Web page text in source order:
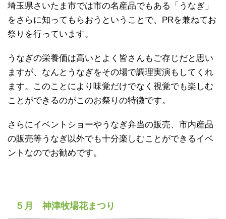
埼玉県さいたま市では市の名産品でもある「うなぎ」
をさらに知ってもらおうということで、PRを兼ねてお
祭りを行っています。
うなぎの栄養価は高いとよく皆さんもご存じだと思い
ますが、なんとうなぎをその場で調理実演もしてくれ
ます。このことにより味覚だけでなく視覚でも楽しむ
ことができるのがこのお祭りの特徴です。
さらにイベントショーやうなぎ弁当の販売、市内産品
の販売等うなぎ以外でも十分楽しむことができるイベ
ントなのでお勧めです。
５月 神津牧場花まつり